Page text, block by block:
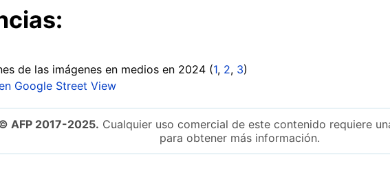
de las imágenes en medios en 2024 (1, 2, 3)
Google Street View
AFP 2017-2025. Cualquier uso comercial de este contenido requiere
para obtener más información.